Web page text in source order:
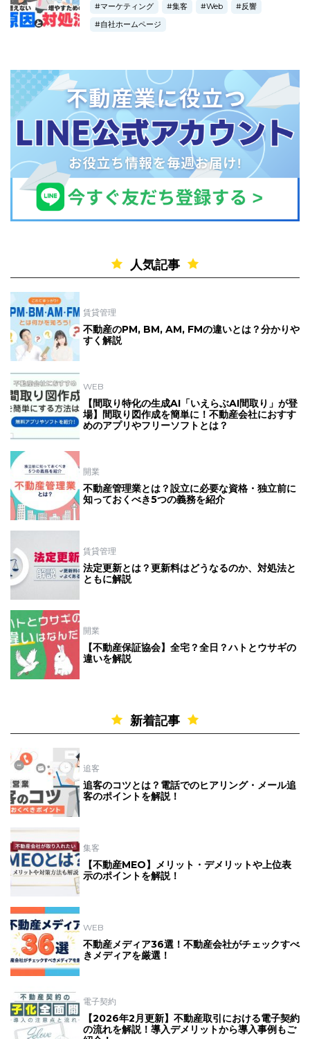
マーケティング 集客 Web
反響
自社ホームページ
人気記事
賃貸管理
不動産のPM, BM, AM, FMの違いとは？分かりや
すく解説
WEB
【間取り特化の生成AI「いえらぶAI間取り」が登
場】間取り図作成を簡単に！不動産会社におすす
めのアプリやフリーソフトとは？
開業
不動産管理業とは？設立に必要な資格・独立前に
知っておくべき5つの義務を紹介
賃貸管理
法定更新とは？更新料はどうなるのか、対処法と
ともに解説
開業
【不動産保証協会】全宅？全日？ハトとウサギの
違いを解説
新着記事
追客
追客のコツとは？電話でのヒアリング・メール追
客のポイントを解説！
集客
【不動産MEO】メリット・デメリットや上位表
示のポイントを解説！
WEB
不動産メディア36選！不動産会社がチェックすべ
きメディアを厳選！
電子契約
【2026年2月更新】不動産取引における電子契約
の流れを解説！導入デメリットから導入事例もご